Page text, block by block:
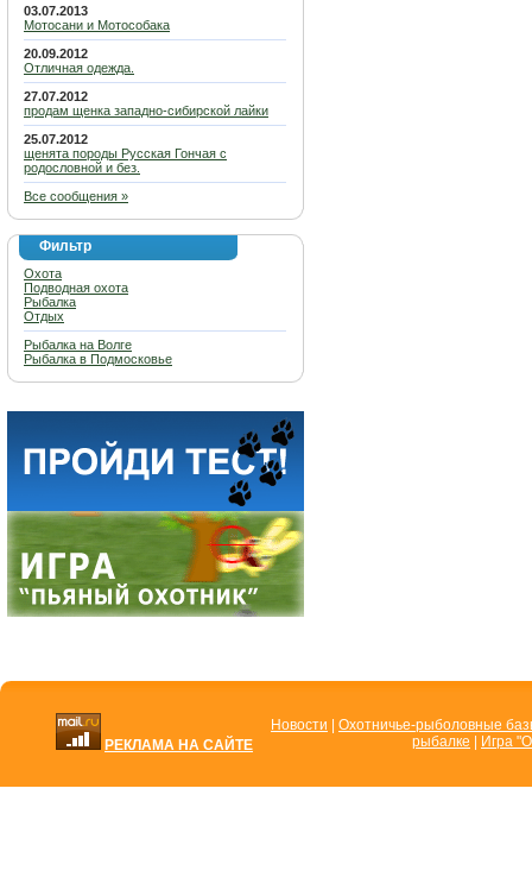
03.07.2013
Мотосани и Мотособака
20.09.2012
Отличная одежда.
27.07.2012
продам щенка западно-сибирской лайки
25.07.2012
щенята породы Русская Гончая с
родословной и без.
Все сообщения »
Фильтр
Охота
Подводная охота
Рыбалка
Отдых
Рыбалка на Волге
Рыбалка в Подмосковье
РЕКЛАМА НА САЙТЕ
Новости
Охотничье-рыболовные
рыбалке
Игра